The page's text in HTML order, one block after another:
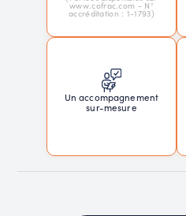
www.cofrac.com - N°
accréditation : 1-1793)
Un accompagnement
sur-mesure